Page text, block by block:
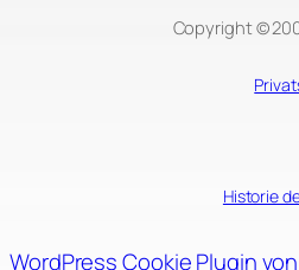
Copyright ©
Historie
WordPress Cookie Plugin